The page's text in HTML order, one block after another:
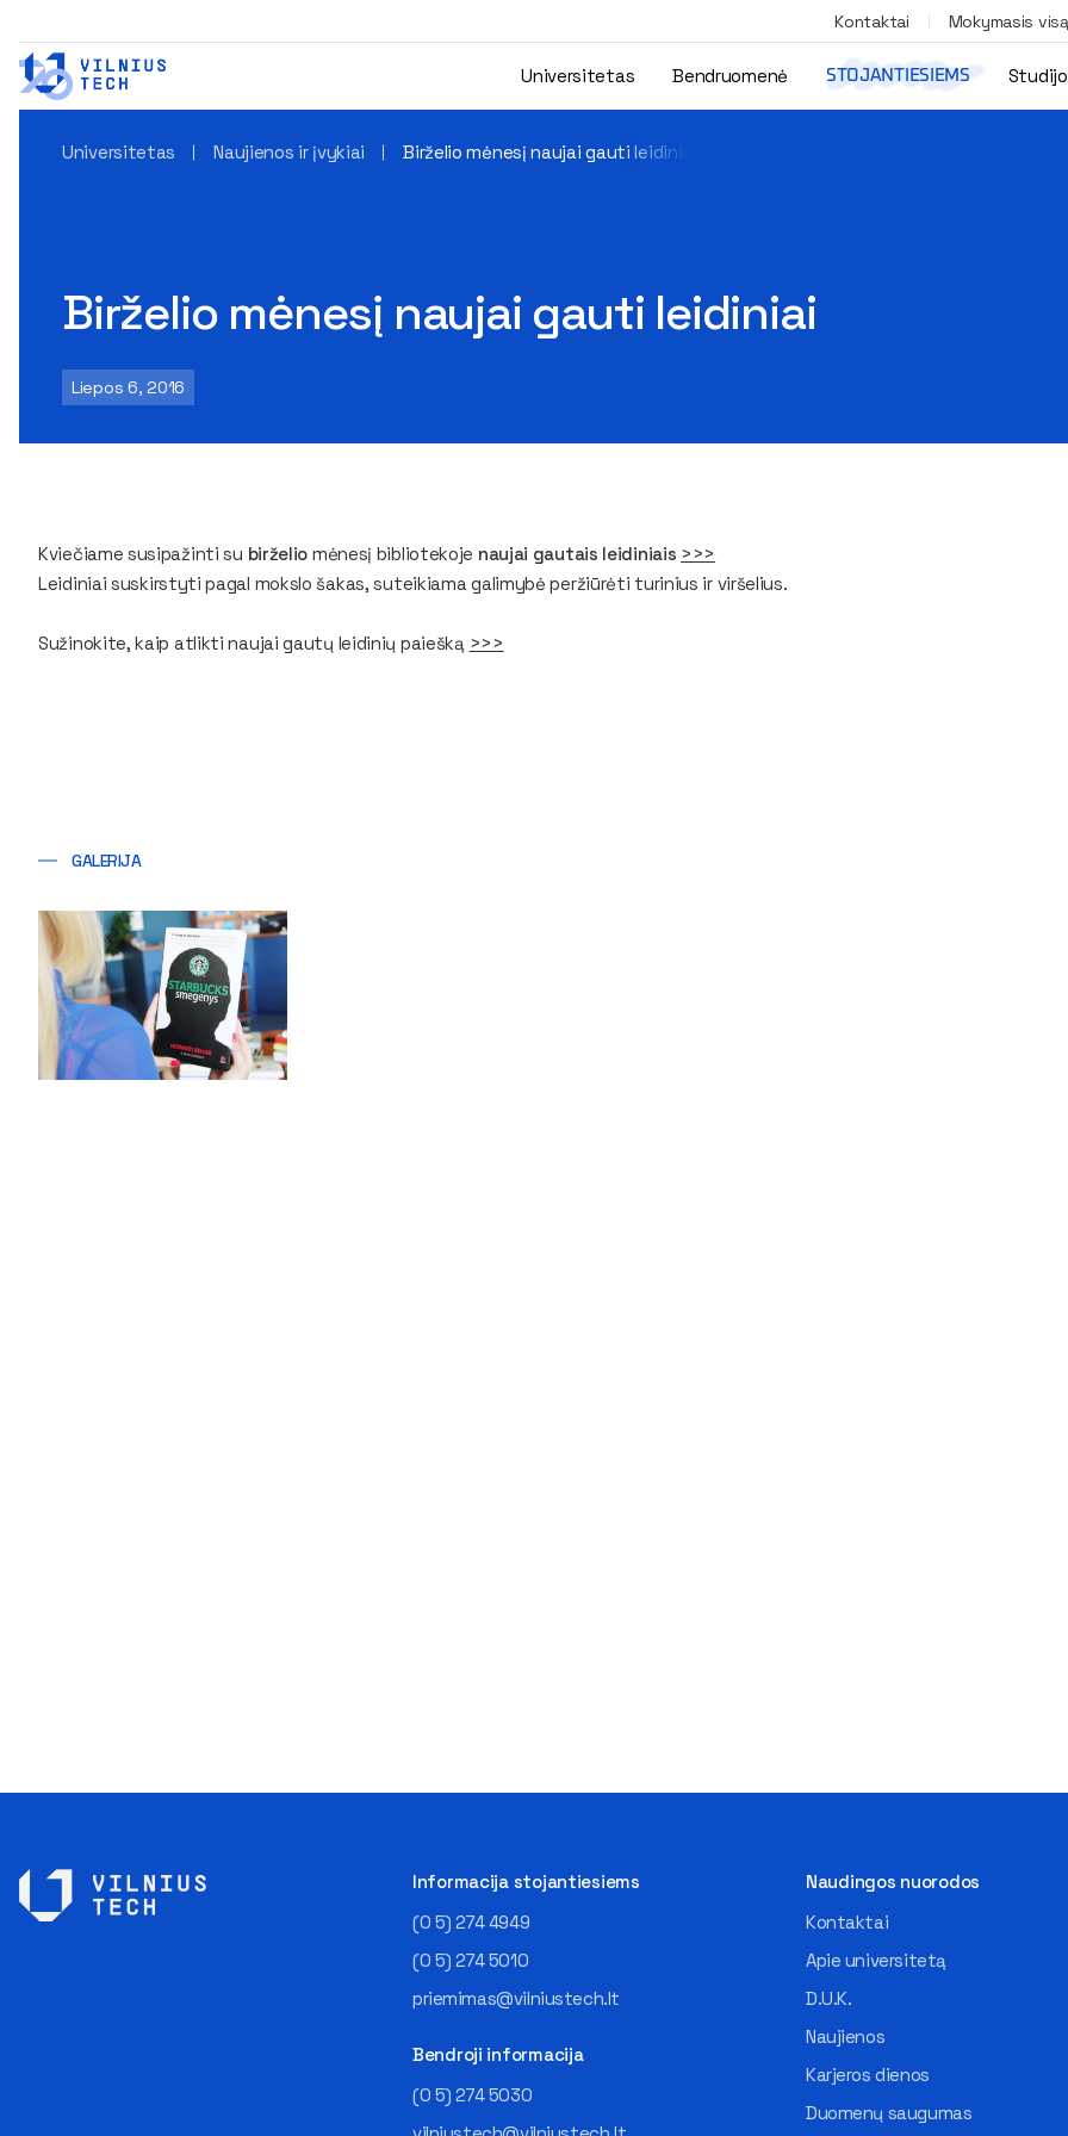
Kontaktai Mokymasis
Universitetas Bendruomenė STOJANTIESIEMS
Universitetas Naujienos ir įvykiai Birželio mėnesį naujai gauti leidiniai
Birželio mėnesį naujai gauti leidiniai
Liepos 6, 2016
Kviečiame susipažinti su birželio mėnesį bibliotekoje naujai gautais leidiniais >>>
Leidiniai suskirstyti pagal mokslo šakas, suteikiama galimybė peržiūrėti turinius ir viršelius.
Sužinokite, kaip atlikti naujai gautų leidinių paiešką >>>
GALERIJA
Informacija stojantiesiems
(0 5) 274 4949
(0 5) 274 5010
priemimas@vilniustech.lt
Bendroji informacija
(0 5) 274 5030
Naudingos nuorodos
Kontaktai
Apie universitetą
D.U.K.
Naujienos
Karjeros dienos
Duomenų saugumas